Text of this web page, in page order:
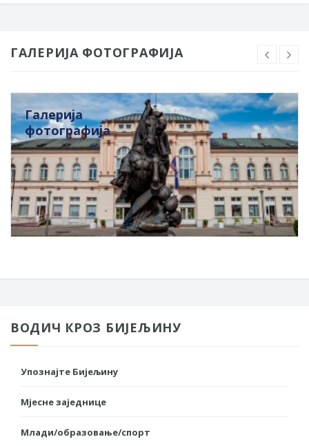
ГАЛЕРИЈА ФОТОГРАФИЈА
Галерија
фотографија
ВОДИЧ КРОЗ БИЈЕЉИНУ
Упознајте Бијељину
Мјесне заједнице
Млади/образовање/спорт